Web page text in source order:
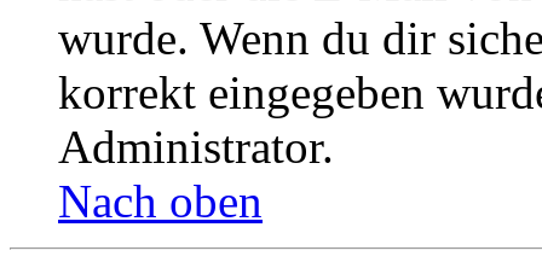
wurde. Wenn du dir
korrekt eingegeben
Administrator.
Nach oben